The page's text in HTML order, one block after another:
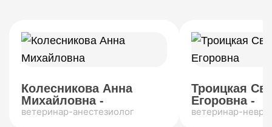
Колесникова Анна
Михайловна -
ветеринар-анестезиолог
Троицкая
Егоровна -
ветеринар-